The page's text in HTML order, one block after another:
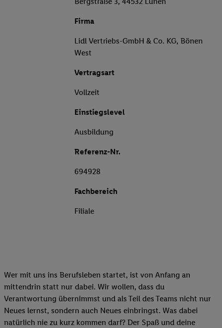
Firma
Lidl Vertriebs-GmbH & Co. KG, Bönen
West
Vertragsart
Vollzeit
Einstiegslevel
Ausbildung
Referenz-Nr.
694928
Fachbereich
Filiale
Wer mit uns ins Berufsleben startet, ist von Anfang an
mittendrin statt nur dabei. Wir wollen, dass du
Verantwortung übernimmst und als Teil des Teams nicht nur
Neues lernst, sondern auch Neues einbringst. Was dabei
natürlich nie zu kurz kommen darf? Der Spaß und deine